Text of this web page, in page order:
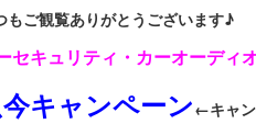
もご観覧ありがとうございます♪
セキュリティ・カーオーディ
キャンペーン←キャ